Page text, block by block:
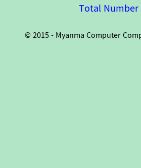
Total
© 2015 - Myanma Computer